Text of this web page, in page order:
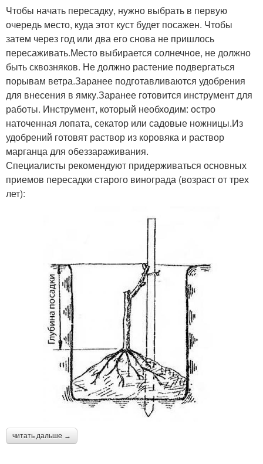
Чтобы начать пересадку, нужно выбрать в первую
очередь место, куда этот куст будет посажен. Чтобы
затем через год или два его снова не пришлось
пересаживать.Место выбирается солнечное, не должно
быть сквозняков. Не должно растение подвергаться
порывам ветра.Заранее подготавливаются удобрения
для внесения в ямку.Заранее готовится инструмент для
работы. Инструмент, который необходим: остро
наточенная лопата, секатор или садовые ножницы.Из
удобрений готовят раствор из коровяка и раствор
марганца для обеззараживания.
Специалисты рекомендуют придерживаться основных
приемов пересадки старого винограда (возраст от трех
лет):
читать дальше →